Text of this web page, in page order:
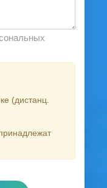
(дистанц.